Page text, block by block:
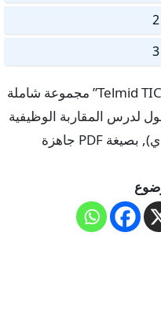
تجدون هنا في موقعنا “تلميذ تيس Telmid TICE” مجموعة شاملة
لدرس المقاربة الوظيفية
(التكنولوجيا الصناعية – الثانية إعدادي), بصيغة PDF جاهزة